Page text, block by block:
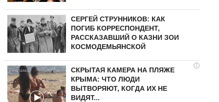
СЕРГЕЙ СТРУННИКОВ: КАК
ПОГИБ КОРРЕСПОНДЕНТ,
РАССКАЗАВШИЙ О КАЗНИ ЗОИ
КОСМОДЕМЬЯНСКОЙ
i
СКРЫТАЯ КАМЕРА НА ПЛЯЖЕ
КРЫМА: ЧТО ЛЮДИ
ВЫТВОРЯЮТ, КОГДА ИХ НЕ
ВИДЯТ...